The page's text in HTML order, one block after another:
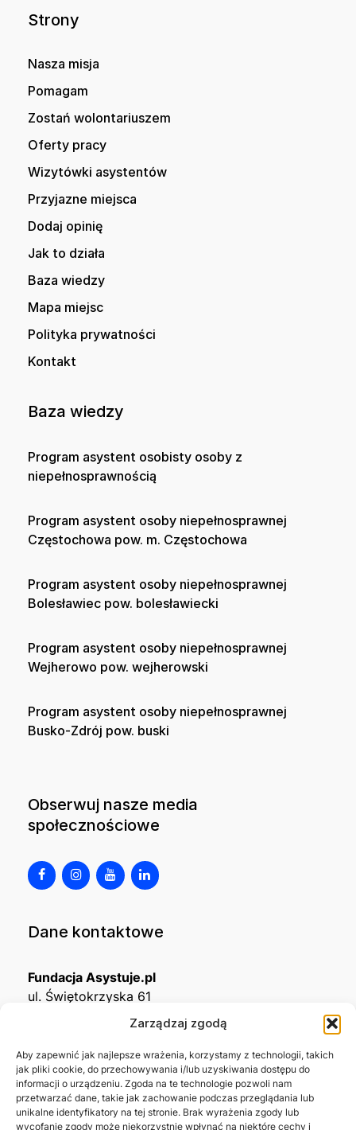
Zarządzaj zgodą
Aby zapewnić jak najlepsze wrażenia, korzystamy z technologii, takich
jak pliki cookie, do przechowywania i/lub uzyskiwania dostępu do
informacji o urządzeniu. Zgoda na te technologie pozwoli nam
przetwarzać dane, takie jak zachowanie podczas przeglądania lub
unikalne identyfikatory na tej stronie. Brak wyrażenia zgody lub
wycofanie zgody może niekorzystnie wpłynąć na niektóre cechy i
Strony
Nasza misja
Pomagam
Zostań wolontariuszem
Oferty pracy
Wizytówki asystentów
Przyjazne miejsca
Dodaj opinię
Jak to działa
Baza wiedzy
Mapa miejsc
Polityka prywatności
Kontakt
Baza wiedzy
Program asystent osobisty osoby z
niepełnosprawnością
Program asystent osoby niepełnosprawnej
Częstochowa pow. m. Częstochowa
Program asystent osoby niepełnosprawnej
Bolesławiec pow. bolesławiecki
Program asystent osoby niepełnosprawnej
Wejherowo pow. wejherowski
Program asystent osoby niepełnosprawnej
Busko-Zdrój pow. buski
Obserwuj nasze media
społecznościowe
Dane kontaktowe
Fundacja Asystuje.pl
ul. Świętokrzyska 61
KRS0001215994
NIP5492488380
REGON543667703